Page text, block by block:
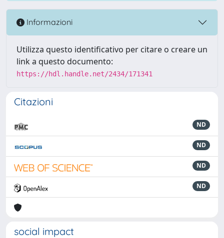
Informazioni
Utilizza questo identificativo per citare o creare un
link a questo documento:
https://hdl.handle.net/2434/171341
Citazioni
ND
ND
ND
ND
social impact